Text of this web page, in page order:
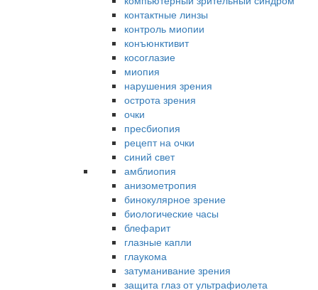
контактные линзы
контроль миопии
конъюнктивит
косоглазие
миопия
нарушения зрения
острота зрения
очки
пресбиопия
рецепт на очки
синий свет
амблиопия
анизометропия
бинокулярное зрение
биологические часы
блефарит
глазные капли
глаукома
затуманивание зрения
защита глаз от ультрафиолета